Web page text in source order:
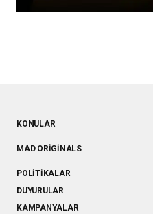
KONULAR
MAD ORIGINALS
POLITIKALAR
DUYURULAR
KAMPANYALAR